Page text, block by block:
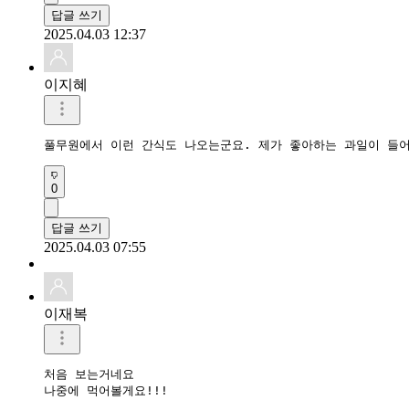
답글 쓰기
2025.04.03 12:37
이지혜
풀무원에서 이런 간식도 나오는군요. 제가 좋아하는 과일이 들
0
답글 쓰기
2025.04.03 07:55
이재복
처음 보는거네요
나중에 먹어볼게요!!!